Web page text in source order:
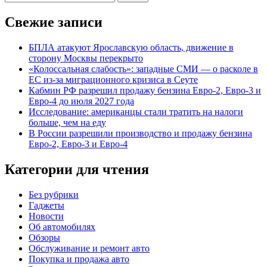
Свежие записи
БПЛА атакуют Ярославскую область, движение в
сторону Москвы перекрыто
«Колоссальная слабость»: западные СМИ — о расколе в
ЕС из-за миграционного кризиса в Сеуте
Кабмин РФ разрешил продажу бензина Евро-2, Евро-3 и
Евро-4 до июля 2027 года
Исследование: американцы стали тратить на налоги
больше, чем на еду
В России разрешили производство и продажу бензина
Евро-2, Евро-3 и Евро-4
Категории для чтения
Без рубрики
Гаджеты
Новости
Об автомобилях
Обзоры
Обслуживание и ремонт авто
Покупка и продажа авто